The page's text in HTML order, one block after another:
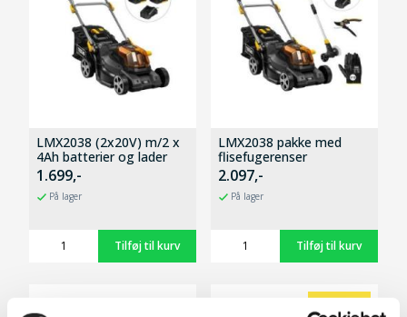
LMX2038 (2x20V) m/2 x
4Ah batterier og lader
1.699,-
På lager
LMX2038 pakke med
flisefugerenser
2.097,-
På lager
SPAR 20,-